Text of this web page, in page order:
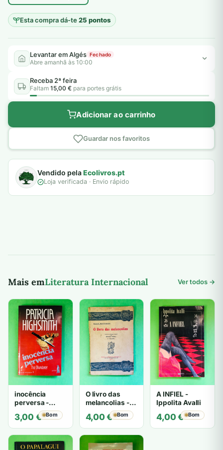
Esta compra dá-te25 pontos
Levantar em Algés Fechado
Abre amanhã às 10:00
Receba 2ª feira
Faltam 15,00 € para portes grátis
Adicionar ao carrinho
Guardar nos favoritos
Vendido pelaEcolivros.pt
Loja verificada · Envio rápido
Mais emLiteratura Internacional Ver todos →
inocência
perversa -
PATRICIA
HIGHSMITH
3,00 € Bom
O livro das
melancolias -
Mantegazza
4,00€ Bom
A INFIEL -
Ippolita Avalli
4,00€ Bom